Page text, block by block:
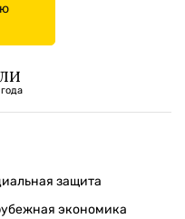
защита
экономика